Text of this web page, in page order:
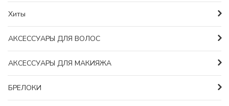
Хиты
АКСЕССУАРЫ ДЛЯ ВОЛОС
АКСЕССУАРЫ ДЛЯ МАКИЯЖА
БРЕЛОКИ